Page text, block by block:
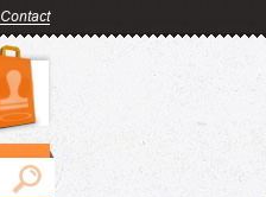
Contact